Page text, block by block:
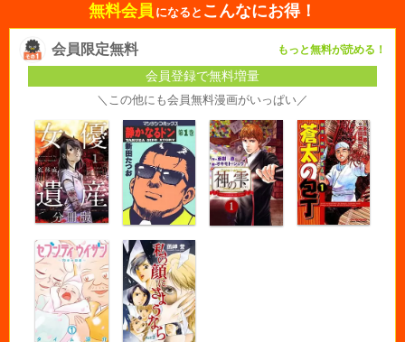
無料会員 になると こんなにお得！
会員限定無料 もっと無料が読める！
会員登録で無料増量
＼この他にも会員無料漫画がいっぱい／